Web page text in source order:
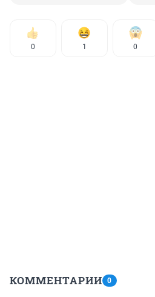
0 1 0
КОММЕНТАРИИ 0